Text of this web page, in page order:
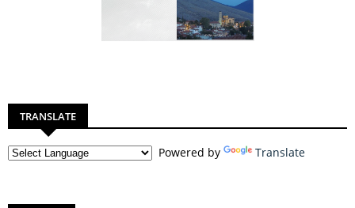
TRANSLATE
Powered by Translate